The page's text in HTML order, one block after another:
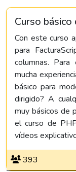
Curso
Con este curso
para
columnas.
mucha
básico para
dirigido? A
muy básicos de
el curso de
vídeos
393